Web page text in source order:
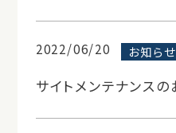
2022/06/20 お知らせ
サイトメンテナンスの